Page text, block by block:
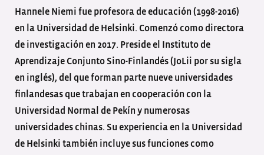
Hannele Niemi fue profesora de educación (1998-2016)
en la Universidad de Helsinki. Comenzó como directora
de investigación en 2017. Preside el Instituto de
Aprendizaje Conjunto Sino-Finlandés (JoLii por su sigla
en inglés), del que forman parte nueve universidades
finlandesas que trabajan en cooperación con la
Universidad Normal de Pekín y numerosas
universidades chinas. Su experiencia en la Universidad
de Helsinki también incluye sus funciones como